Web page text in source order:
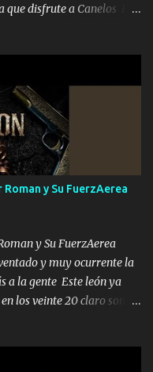
que disfrute a Canelos Es
de grandes por eso hay
atender los deberes
confianza tengo gente
Pariente 7 arreglan
ordené NOS HACE
24 SIEMPRE FUE UN
PELEAND0 SIEMPRE
LEGADO Es el DOS de
com...
y Su FuerzAerea
y Su FuerzAerea
y muy ocurrente la
a la gente Este león ya
los veinte 20 claro son